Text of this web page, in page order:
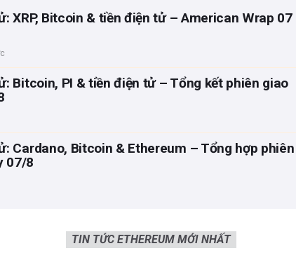
XRP, Bitcoin & tiền điện tử – American Wrap 07
Bitcoin, PI & tiền điện tử – Tổng kết phiên giao
Cardano, Bitcoin & Ethereum – Tổng hợp phiên
07/8
TIN TỨC ETHEREUM MỚI NHẤT